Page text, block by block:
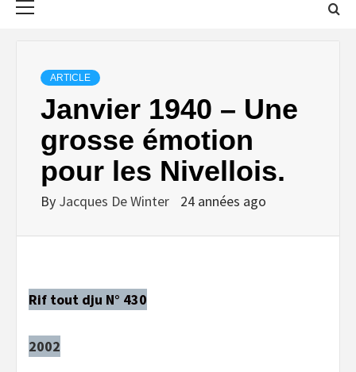
ARTICLE
Janvier 1940 – Une
grosse émotion
pour les Nivellois.
By Jacques De Winter 24 années ago
Rif tout dju N° 430
2002